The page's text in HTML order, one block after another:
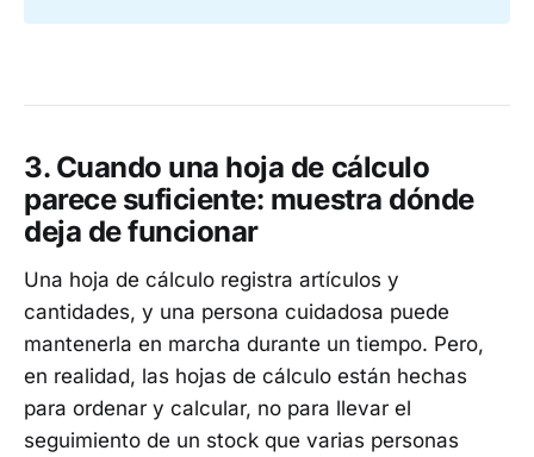
3. Cuando una hoja de cálculo
parece suficiente: muestra dónde
deja de funcionar
Una hoja de cálculo registra artículos y
cantidades, y una persona cuidadosa puede
mantenerla en marcha durante un tiempo. Pero,
en realidad, las hojas de cálculo están hechas
para ordenar y calcular, no para llevar el
seguimiento de un stock que varias personas